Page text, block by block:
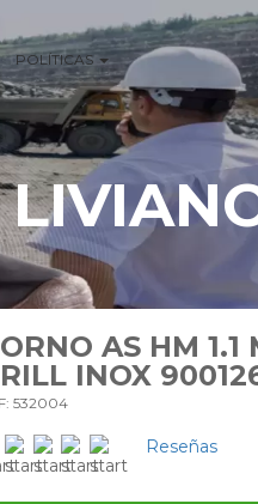
POLÍTICAS
AS HM 1.1
INOX
532004
Reseñas